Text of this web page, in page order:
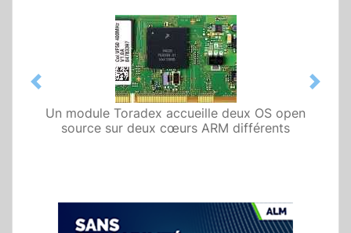
Un module Toradex accueille deux OS open
source sur deux cœurs ARM différents
Previous Next